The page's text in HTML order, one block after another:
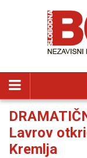
Lavrov
Kremlja